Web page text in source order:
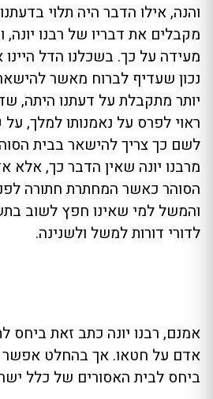
והנה, אילו הדבר היה תלוי
מקבלים את דבריו של רבנו יונה,
מעידה על כך. בשכלנו הדל
נכון שעדיף לברוח מאשר
יותר מתקבלת על דעתנו היתה,
ראוי לפרס על נאמנותו למלך,
לשם כך צריך להישאר בבית
מרבנו יונה שאין הדבר כך,
הסוהר כאשר המחתרת חתורה
והמשל למי שאינו חפץ לשוב
לדורי דורות למשל ולשנינה.
אמנם, רבנו יונה כתב זאת
אדם על חטאו. אך בהחלט
ביחס לבית האסורים של כלל